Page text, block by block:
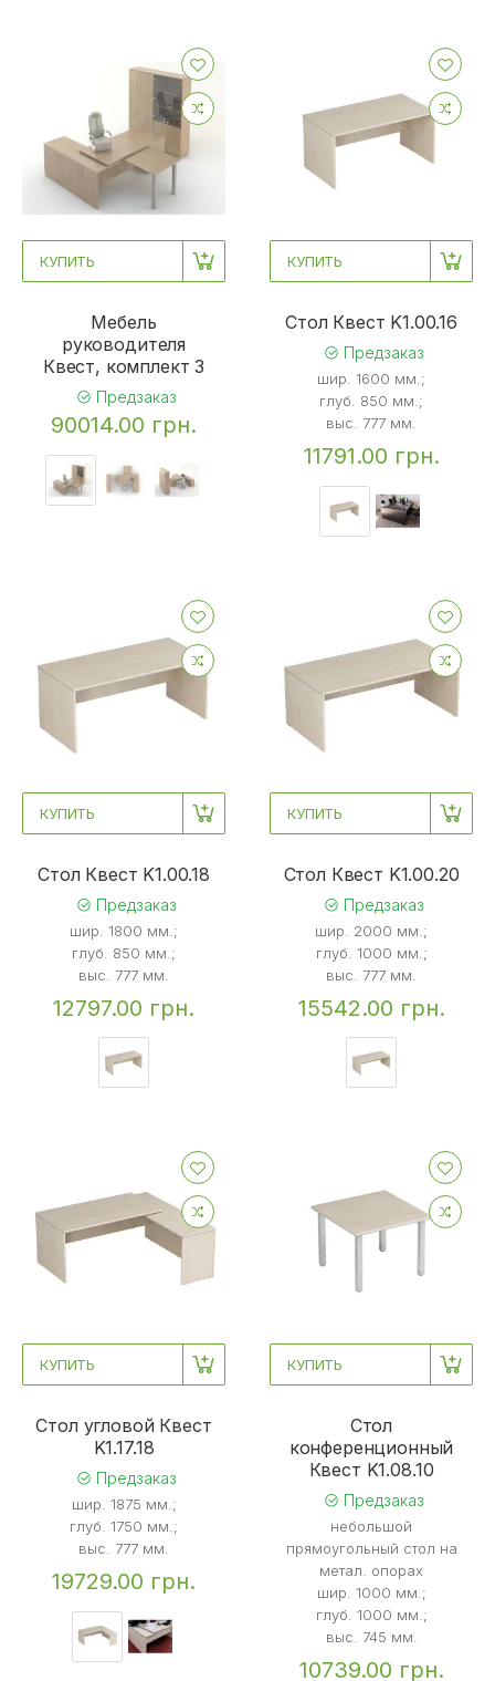
КУПИТЬ
Мебель
руководителя
Квест, комплект 3
Предзаказ
90014.00 грн.
КУПИТЬ
Стол Квест K1.00.16
Предзаказ
шир. 1600 мм.;
глуб. 850 мм.;
выс. 777 мм.
11791.00 грн.
КУПИТЬ
Стол Квест K1.00.18
Предзаказ
шир. 1800 мм.;
глуб. 850 мм.;
выс. 777 мм.
12797.00 грн.
КУПИТЬ
Стол Квест K1.00.20
Предзаказ
шир. 2000 мм.;
глуб. 1000 мм.;
выс. 777 мм.
15542.00 грн.
КУПИТЬ
Стол угловой Квест
K1.17.18
Предзаказ
шир. 1875 мм.;
глуб. 1750 мм.;
выс. 777 мм.
19729.00 грн.
КУПИТЬ
Стол
конференционный
Квест K1.08.10
Предзаказ
небольшой
прямоугольный стол на
метал. опорах
шир. 1000 мм.;
глуб. 1000 мм.;
выс. 745 мм.
10739.00 грн.